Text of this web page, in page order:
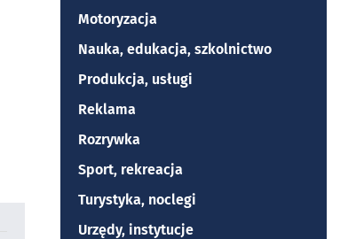
Motoryzacja
Nauka, edukacja, szkolnictwo
Produkcja, usługi
Reklama
Rozrywka
Sport, rekreacja
Turystyka, noclegi
Urzędy, instytucje